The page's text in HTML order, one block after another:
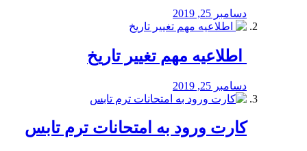
دسامبر 25, 2019
️ اطلاعیه مهم تغییر تاریخ
دسامبر 25, 2019
کارت ورود به امتحانات ترم تابس